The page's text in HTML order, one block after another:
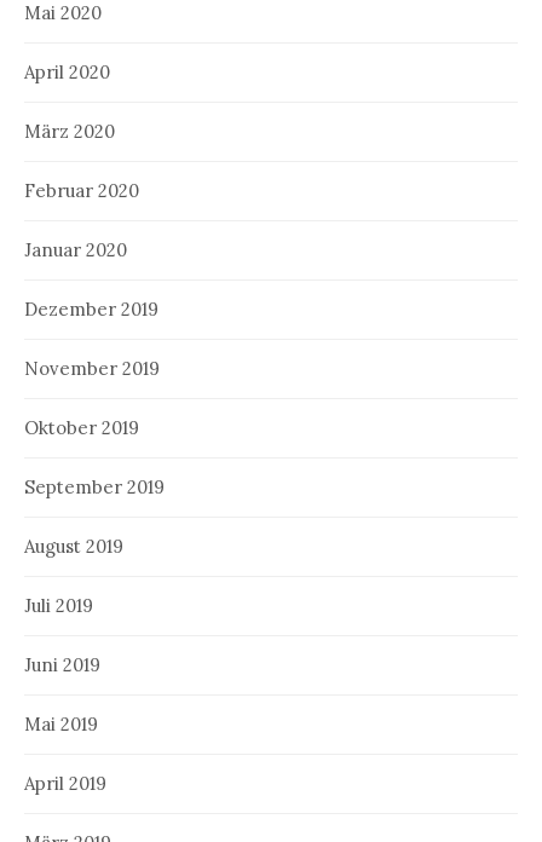
Mai 2020
April 2020
März 2020
Februar 2020
Januar 2020
Dezember 2019
November 2019
Oktober 2019
September 2019
August 2019
Juli 2019
Juni 2019
Mai 2019
April 2019